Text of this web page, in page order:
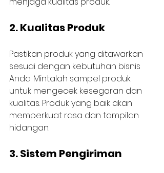
2. Kualitas Produk
Pastikan produk yang ditawarkan
sesuai dengan kebutuhan bisnis
Anda. Mintalah sampel produk
untuk mengecek kesegaran dan
kualitas. Produk yang baik akan
memperkuat rasa dan tampilan
hidangan.
3. Sistem Pengiriman